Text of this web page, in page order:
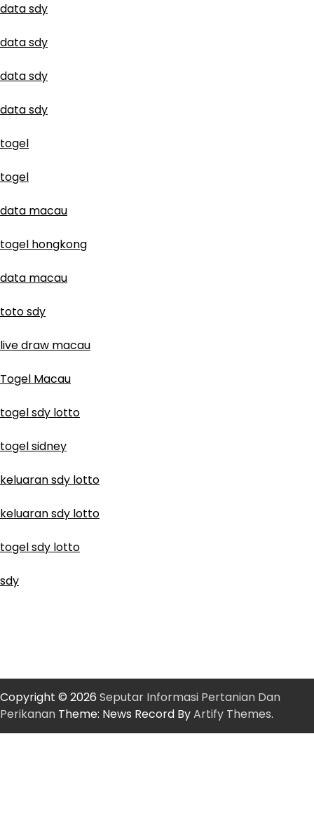
data sdy
data sdy
data sdy
data sdy
togel
togel
data macau
togel hongkong
data macau
toto sdy
live draw macau
Togel Macau
togel sdy lotto
togel sidney
keluaran sdy lotto
keluaran sdy lotto
togel sdy lotto
sdy
Copyright © 2026 Seputar Informasi Pertanian Dan
Perikanan Theme: News Record ByArtify Themes.